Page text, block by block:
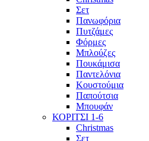
Σετ
Πανωφόρια
Πυτζάμες
Φόρμες
Μπλούζες
Πουκάμισα
Παντελόνια
Κουστούμια
Παπούτσια
Μπουφάν
ΚΟΡΙΤΣΙ 1-6
Christmas
Σετ